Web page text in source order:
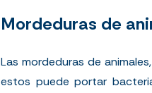
Mordeduras de
Las mordeduras de
estos puede portar